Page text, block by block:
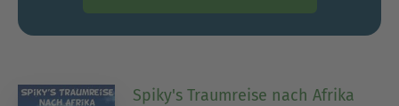
Spiky's Traumreise nach Afrika